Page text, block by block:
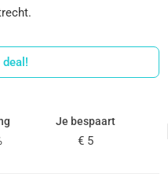
deal!
Je bespaart
€ 5